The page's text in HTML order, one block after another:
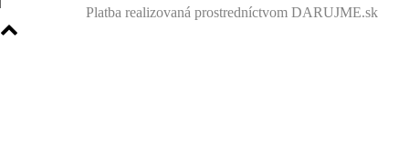
Platba realizovaná prostredníctvom DARUJME.sk